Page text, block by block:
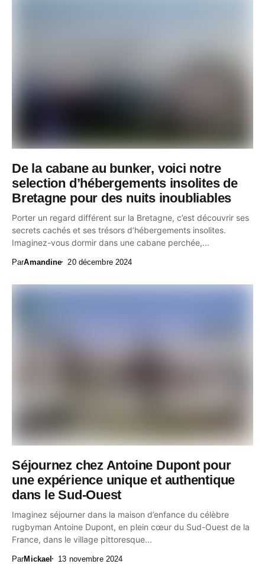
De la cabane au bunker, voici notre
selection d’hébergements insolites de
Bretagne pour des nuits inoubliables
Porter un regard différent sur la Bretagne, c’est découvrir ses
secrets cachés et ses trésors d’hébergements insolites.
Imaginez-vous dormir dans une cabane perchée,...
ParAmandine 20 décembre 2024
Séjournez chez Antoine Dupont pour
une expérience unique et authentique
dans le Sud-Ouest
Imaginez séjourner dans la maison d’enfance du célèbre
rugbyman Antoine Dupont, en plein cœur du Sud-Ouest de la
France, dans le village pittoresque...
ParMickael 13 novembre 2024